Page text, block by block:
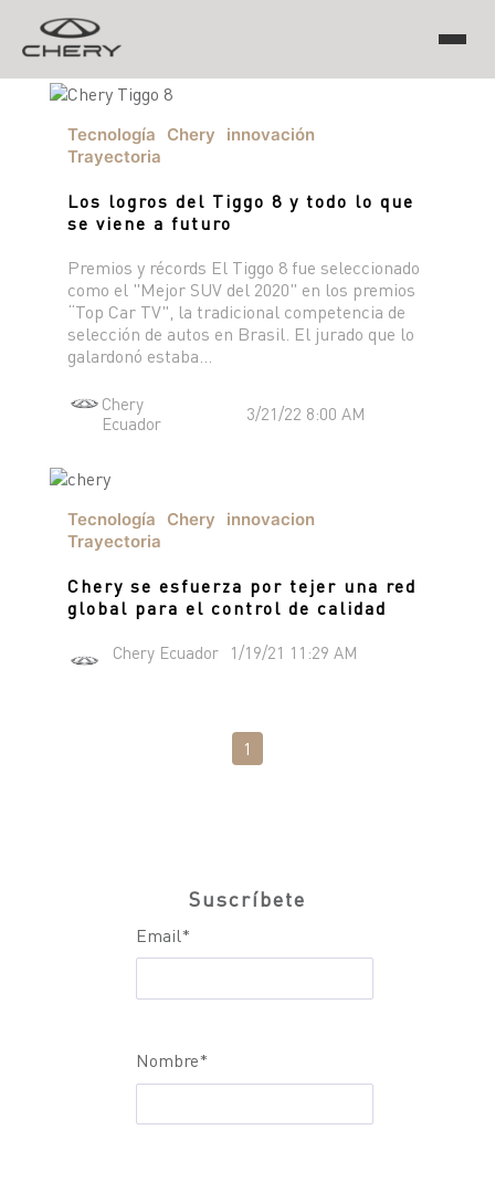
TIGGO
TIGGO 7 PRO MAX
TIGGO 2 PRO MAX
ARRIZO
ARRIZO 5 PRO MAX
TIGGO 7 PHEV "CSH"
TIGGO 8 PHEV "CSH"
TIGGO 9 PHEV "CSH"
HIMLA 4X2
HIMLA 4X4
NOTICIAS
NOTICIAS
Tecnología Chery
innovación
Trayectoria
Los logros del Tiggo 8 y todo lo que
se viene a futuro
Premios y récords El Tiggo 8 fue seleccionado
como el "Mejor SUV del 2020" en los premios
“Top Car TV", la tradicional competencia de
selección de autos en Brasil. El jurado que lo
galardonó estaba...
Chery
Ecuador
3/21/22 8:00 AM
Tecnología Chery
innovacion
Trayectoria
Chery se esfuerza por tejer una red
global para el control de calidad
Chery Ecuador 1/19/21 11:29 AM
1
Suscríbete
Email*
Nombre*